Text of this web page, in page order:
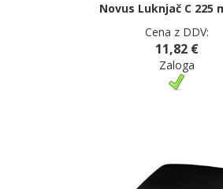
Novus Luknjač C 225
Cena z DDV:
11,82 €
Zaloga